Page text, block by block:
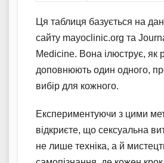
Ця таблиця базується на
сайту mayoclinic.org та
Medicine. Вона ілюструє, як
доповнюють один одного,
вибір для кожного.
Експериментуючи з цими
відкриєте, що сексуальна
не лише техніка, а й